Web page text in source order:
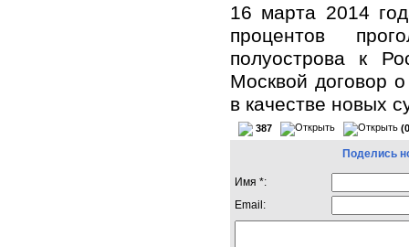
16 марта 2014
процентов
полуострова к
Москвой договор
в качестве новых
387
Поделись
Имя *:
Email: